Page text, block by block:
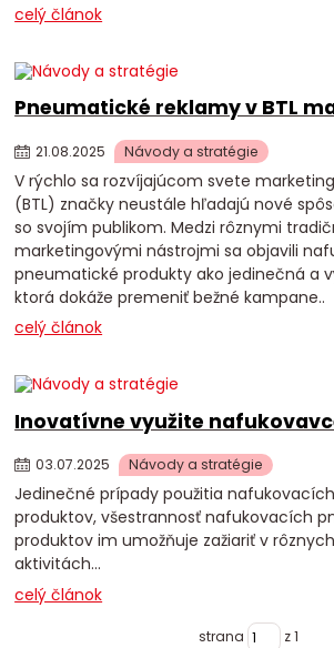
celý článok
Pneumatické reklamy v BTL
21.08.2025 Návody a stratégie
V rýchlo sa rozvíjajúcom svete
(BTL) značky neustále hľadajú nové
so svojím publikom. Medzi rôznymi
marketingovými nástrojmi sa objavili
pneumatické produkty ako jedinečná a
ktorá dokáže premeniť bežné kampane..
celý článok
Inovatívne využite
03.07.2025 Návody a stratégie
Jedinečné prípady použitia
produktov, všestrannosť nafukovacích
produktov im umožňuje zažiariť v
aktivitách...
celý článok
strana z 1